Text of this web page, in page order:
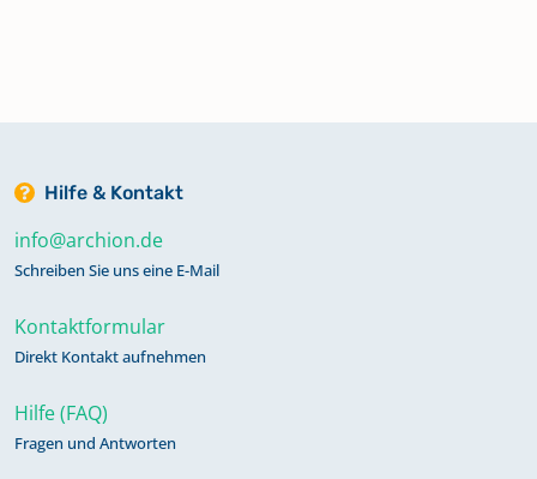
Hilfe & Kontakt
info@archion.de
Schreiben Sie uns eine E-Mail
Kontaktformular
Direkt Kontakt aufnehmen
Hilfe (FAQ)
Fragen und Antworten